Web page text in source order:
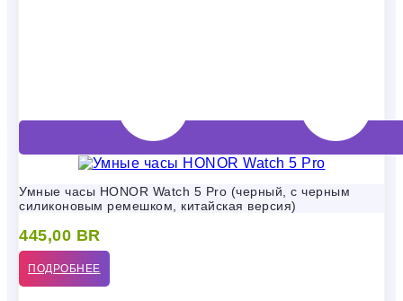
Умные часы HONOR Watch 5 Pro (черный, с черным
силиконовым ремешком, китайская версия)
445,00 BR
ПОДРОБНЕЕ